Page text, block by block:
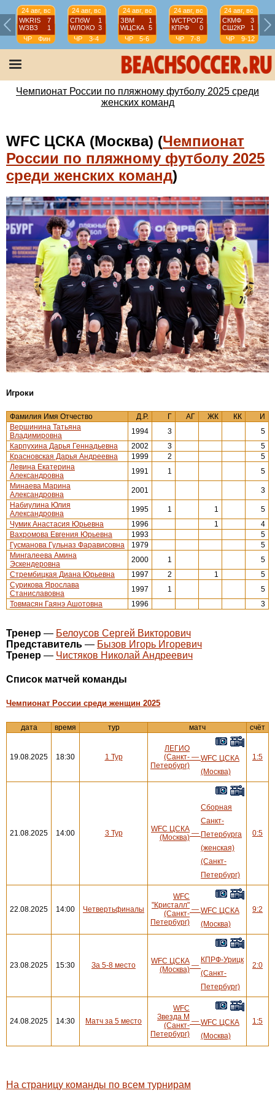
24 авг, вс
WKRIS
7
WЗВЗ
1
ЧР
Фин
24 авг, вс
СПбW
1
WЛОКО 3
ЧР
3-4
24 авг, вс
ЗВМ
1
WЦСКА
5
ЧР
5-6
24 авг, вс
WCТРОГ2
КПРФ
0
ЧР
7-8
24 авг, вс
СКМФ
3
СШ2КР
1
ЧР
9-12
Чемпионат России по пляжному футболу 2025 среди
женских команд
WFC ЦСКА (Москва) (Чемпионат
России по пляжному футболу 2025
среди женских команд)
Игроки
Фамилия Имя Отчество Д.Р. Г АГ ЖК КК
И
Вершинина Татьяна
Владимировна
1994 3
5
Карпухина Дарья Геннадьевна
2002 3
5
Красновская Дарья Андреевна
1999 2
5
Левина Екатерина
Александровна
1991 1
5
Минаева Марина
Александровна
2001
3
Набиулина Юлия
Александровна
1995 1 1
5
Чумик Анастасия Юрьевна
1996 1
4
Вахромова Евгения Юрьевна
1993
5
Гусманова Гульназ Фарависовна
1979
5
Мингалеева Амина
Эскендеровна
2000 1
5
Стрембицкая Диана Юрьевна
1997 2 1
5
Сурикова Ярослава
Станиславовна
1997 1
5
Товмасян Гаянэ Ашотовна
1996 3
Тренер — Белоусов Сергей Викторович
Представитель — Бызов Игорь Игоревич
Тренер — Чистяков Николай Андреевич
Cписок матчей команды
Чемпионат России среди женщин 2025
дата время тур матч счёт
19.08.2025 18:30 1 Тур
ЛЕГИО
(Санкт-
Петербург)
— WFC ЦСКА
(Москва)
1:5
21.08.2025 14:00 3 Тур
WFC ЦСКА
(Москва) —
Сборная
Санкт-
Петербурга
(женская)
(Санкт-
Петербург)
0:5
22.08.2025 14:00 Четвертьфиналы
WFC
"Кристалл"
(Санкт-
Петербург)
— WFC ЦСКА
(Москва)
9:2
23.08.2025 15:30 За 5-8 место
WFC ЦСКА
(Москва) —
КПРФ-Урицк
(Санкт-
Петербург)
2:0
24.08.2025 14:30 Матч за 5 место
WFC
Звезда М
(Санкт-
Петербург)
— WFC ЦСКА
(Москва)
1:5
На страницу команды по всем турнирам